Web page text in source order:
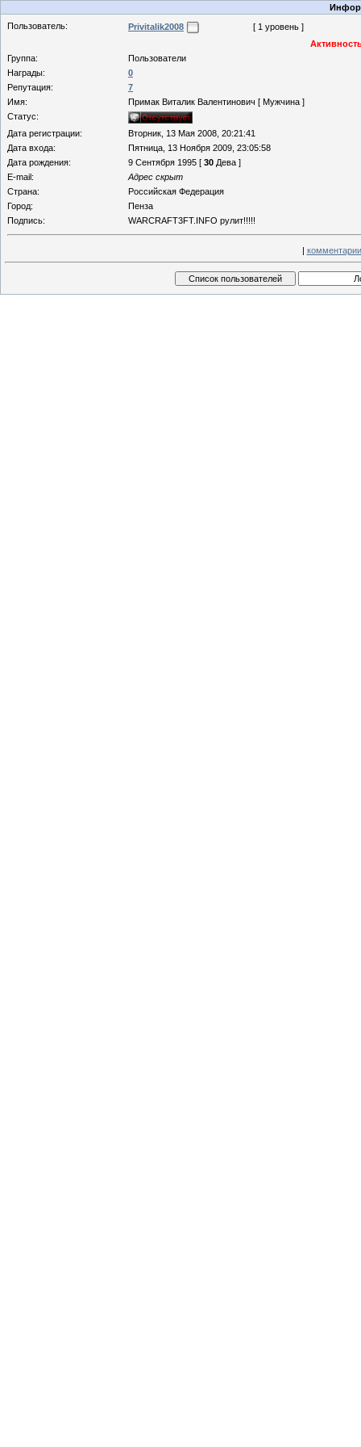
Пользователь:
Privitalik2008
[ 1 уровень ]
Группа:
Пользователи
Награды:
0
Репутация:
7
Имя:
Примак Виталик Валентинович [ Мужчина ]
Статус:
Дата регистрации:
Вторник, 13 Мая 2008, 20:21:41
Дата входа:
Пятница, 13 Ноября 2009, 23:05:58
Дата рождения:
9 Сентября 1995 [ 30 Дева ]
E-mail:
Адрес скрыт
Страна:
Российская Федерация
Город:
Пенза
Подпись:
WARCRAFT3FT.INFO рулит!!!!!
|